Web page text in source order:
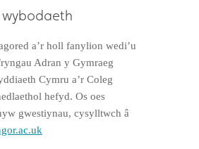
a’r holl fanylion wedi’u
Adran y Gymraeg
Cymru a’r Coleg
hefyd. Os oes
gwestiynau, cysylltwch â